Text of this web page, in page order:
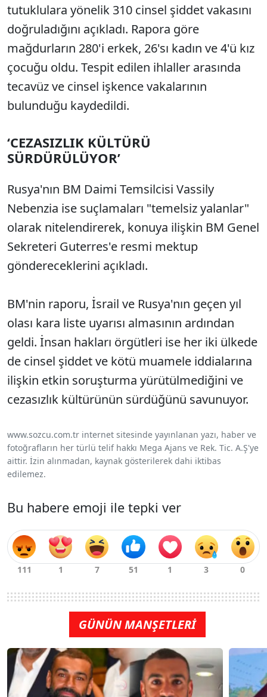
tutuklulara yönelik 310 cinsel şiddet vakasını
doğruladığını açıkladı. Rapora göre
mağdurların 280'i erkek, 26'sı kadın ve 4'ü kız
çocuğu oldu. Tespit edilen ihlaller arasında
tecavüz ve cinsel işkence vakalarının
bulunduğu kaydedildi.
‘CEZASIZLIK KÜLTÜRÜ
SÜRDÜRÜLÜYOR’
Rusya'nın BM Daimi Temsilcisi Vassily
Nebenzia ise suçlamaları "temelsiz yalanlar"
olarak nitelendirerek, konuya ilişkin BM Genel
Sekreteri Guterres'e resmi mektup
göndereceklerini açıkladı.
BM'nin raporu, İsrail ve Rusya'nın geçen yıl
olası kara liste uyarısı almasının ardından
geldi. İnsan hakları örgütleri ise her iki ülkede
de cinsel şiddet ve kötü muamele iddialarına
ilişkin etkin soruşturma yürütülmediğini ve
cezasızlık kültürünün sürdüğünü savunuyor.
www.sozcu.com.tr internet sitesinde yayınlanan yazı, haber ve
fotoğrafların her türlü telif hakkı Mega Ajans ve Rek. Tic. A.Ş'ye
aittir. İzin alınmadan, kaynak gösterilerek dahi iktibas
edilemez.
Bu habere emoji ile tepki ver
GÜNÜN MANŞETLERİ